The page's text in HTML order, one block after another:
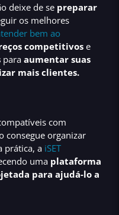
deixe de se preparar
os melhores
bem ao
competitivos e
para aumentar suas
mais clientes.
com
consegue organizar
prática, a iSET
uma plataforma
para ajudá-lo a